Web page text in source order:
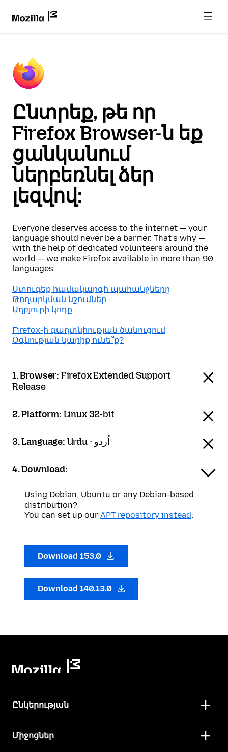
Ընտրեք, թե որ
Firefox Browser-ն եք
ցանկանում
ներբեռնել ձեր
լեզվով:
Everyone deserves access to the internet — your
language should never be a barrier. That’s why —
with the help of dedicated volunteers around the
world — we make Firefox available in more than 90
languages.
Ստուգեք համակարգի պահանջները
Թողարկման նշումներ
Աղբյուրի կոդը
Firefox֊ի գաղտնիության ծանուցում
Օգնության կարիք ունե՞ք?
1. Browser: Firefox Extended Support
Release
2. Platform: Linux 32-bit
3. Language: Urdu - اُردو
4. Download:
Using Debian, Ubuntu or any Debian-based
distribution?
You can set up our APT repository instead.
Download 153.0
Download 140.13.0
Ընկերության
Միջոցներ